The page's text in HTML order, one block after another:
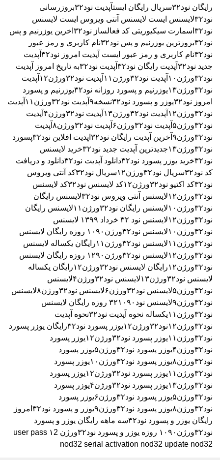
رایگان نود۳۲
سریال رایگان ایستآپدیت نود۳۲
بروزرسانی
نود۳۲
لایسنس ایست لایسنس آنتی ویروس ایست لایسنس
نود۳۲اسمارت سیکیوریتی
کد فعالساز نود۳۲
اخرین یوزرنیم و پس
نود۳۲
بروزترین یوزرنیم و پس نود۳۲
نام کاربری و رمز عبور
نود۳۲
نام کاربری و رمز عبور ایست آپدیت امروز نود۳۲
آپدیت
جدید نود۳۲
آپدیت رایگان نود۳۲ آپدیت نود۳۲به تاریخ امروز
آپدیت
نود۳۲ورژن۱۰
آپدیت نود۳۲ورژن۱۱ آپدیت نود۳۲ورژن۱۲
آپدیت
نود۳۲ورژن۱۳
یوزرنیم و پسورد روزانه نود۳۲
یوزرنیم و پسورد
امروز نود۳۲
یوزر و پسورد نود۳۲نسخه۹ آپدیت نود۳۲ورژن۱۱
آپدیت
نود۳۲ورژن۱۲
آپدیت نود۳۲ورژن۱۳ آپدیت نود۳۲ورژن۴
آپدیت
نود۳۲ورژن۵
آپدیت نود۳۲ورژن۶ آپدیت نود۳۲ورژن۸
آپدیت
نود۳۲ورژن۹
آخرین آپدیت رایگان نود۳۲ اپدیت افلاین نود۳۲
پسورد
نود۳۲ورژن۱۳
جدیدترین آپدیت جدید نود۳۲
خرید لایسنس
نود۳۲
خرید یوزر پسورد نود۳۲ دانلود آپدیت نود۳۲
دانلود و دریافت
کد نود۳۲
سریال نود۳۲ورژن۱۲ سریال نود۳۲
کد آنتی ویروس
نود۳۲
کد اکتیو نود۳۲ورژن۱۲ کد لایسنس نود۳۲
کد لایسنس
نود۳۲ورژن۱۲
لایسنس آنتی ویروس نود۳۲
لایسنس رایگان
نود۳۲ورژن۱۰
لایسنس رایگان نود۳۲ورژن۱۱
لایسنس رایگان
نود۳۲ورژن۱۲
لایسنس نود ۳٢ خرداد ۱۳۹۹
لایسنس
نود۳۲ورژن۱۰
لایسنس نود۳۲ورژن۱۰۹۰ روزه رایگان
لایسنس
نود۳۲ورژن۱۱
لایسنس نود۳۲ورژن۱۱رایگان یکساله
لایسنس
نود۳۲ورژن۱۲
لایسنس نود۳۲ورژن۱۲۹۰ روزه رایگان
لایسنس
نود۳۲ورژن۱۲رایگان
لایسنس نود۳۲ورژن۱۲رایگان یکساله
لایسنس نود۳۲ورژن۱۳
لایسنس نود۳۲ورژن۴
لایسنس
نود۳۲ورژن۵
لایسنس نود۳۲ورژن۶ لایسنس نود۳۲ورژن۸
لایسنس
نود۳۲ورژن۹
لایسنس نود۳۲۱۰۹۰ روزه رایگان
لایسنس
نود۳۲ورژن۱۱یکساله
نحوه آپدیت نود۳۲
نحوه آپدیت
نود۳۲ورژن۱۲
نود۳۲ورژن۱۲ یوزر پسورد نود۳۲رایگان
یوزر پسورد
نود۳۲ورژن۱۱
یوزر پسورد نود۳۲ورژن۱۲
یوزر پسورد
نود۳۲ورژن۴
یوزر پسورد نود۳۲ورژن۵
یوزر پسورد
نود۳۲ورژن۸
یوزر پسورد نود۳۲ورژن۱۰
یوزر پسورد
نود۳۲ورژن۱۱
یوزر پسورد نود۳۲ورژن۱۲
یوزر پسورد
نود۳۲ورژن۱۳
یوزر پسورد نود۳۲ورژن۴
یوزر پسورد
نود۳۲ورژن۵
یوزر پسورد نود۳۲ورژن۶
یوزر پسورد
نود۳۲ورژن۸
یوزر پسورد نود۳۲ورژن۹
یوزر و پسورد نود۳۲امروز
رایگان یوزر و پسورد نود۳۲سه ماهه رایگان
یوزر و پسورد
نود۳۲ورژن۱۰۹۰ روزه
یوزر و پسورد نود۳۲ورژن ۱2
user pass
nod32 serial activation nod32 update nod32